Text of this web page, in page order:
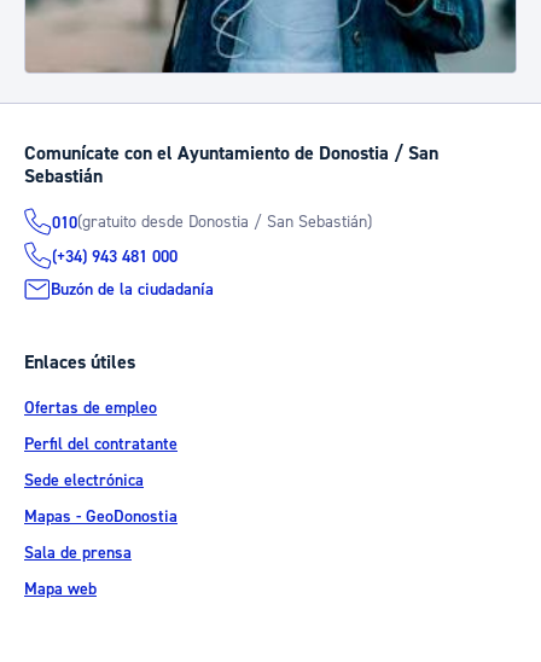
Comunícate con el Ayuntamiento de Donostia / San
Sebastián
010(gratuito desde Donostia / San Sebastián)
(+34) 943 481 000
Buzón de la ciudadanía
Enlaces útiles
Ofertas de empleo
Perfil del contratante
Sede electrónica
Mapas - GeoDonostia
Sala de prensa
Mapa web